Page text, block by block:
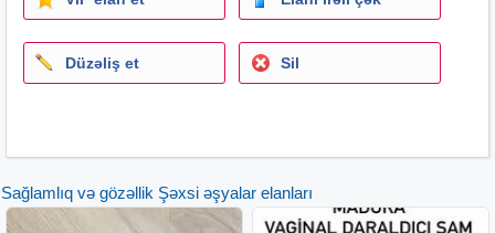
Düzəliş et Sil
Sağlamlıq və gözəllik Şəxsi əşyalar elanları